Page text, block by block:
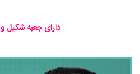
دارای جعبه شکیل و 6 ماه گارانتی تعویض